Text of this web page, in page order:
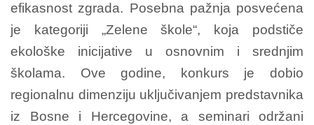
efikasnost zgrada. Posebna pažnja posvećena
je kategoriji „Zelene škole“, koja podstiče
ekološke inicijative u osnovnim i srednjim
školama. Ove godine, konkurs je dobio
regionalnu dimenziju uključivanjem predstavnika
iz Bosne i Hercegovine, a seminari održani